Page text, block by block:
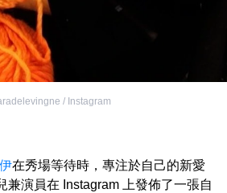
/ Instagram
在秀場等待時，專注於自己的新愛
兼演員在 Instagram 上發佈了一張自